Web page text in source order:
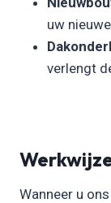
uw
verlengt
Wanneer u